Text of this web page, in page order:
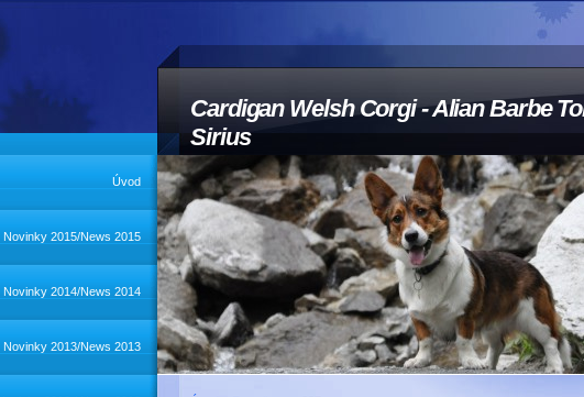
Cardigan Welsh Corgi - Alian Barbe
Sirius
Úvod
Novinky 2015/News 2015
Novinky 2014/News 2014
Novinky 2013/News 2013